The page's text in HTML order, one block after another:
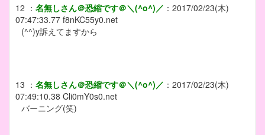
12 ： 名無しさん＠恐縮です＠＼(^o^)／ ： 2017/02/23(木)
07:47:33.77 f8nKC55y0.net
(^^)y訴えてますから
13 ： 名無しさん＠恐縮です＠＼(^o^)／ ： 2017/02/23(木)
07:49:10.38 Cli0mY0s0.net
バーニング(笑)